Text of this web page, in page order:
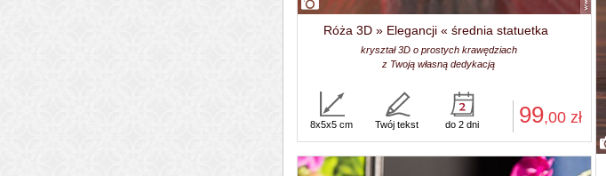
Róża 3D » Elegancji « średnia statuetka
kryształ 3D o prostych krawędziach
z Twoją własną dedykacją
99,00zł
8x5x5 cm Twój tekst do 2 dni